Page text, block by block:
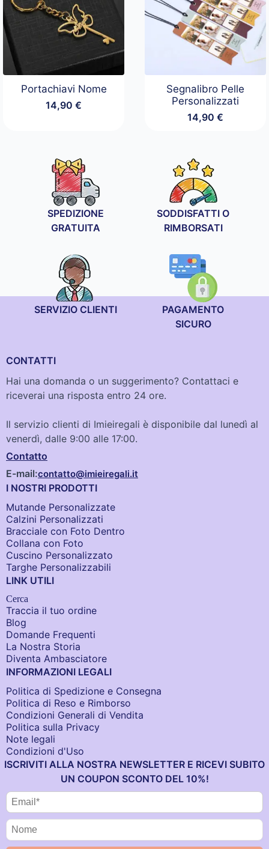
Portachiavi Nome
14,90€
Segnalibro Pelle
Personalizzati
14,90 €
SPEDIZIONE
GRATUITA
SODDISFATTI O
RIMBORSATI
SERVIZIO CLIENTI
PAGAMENTO
SICURO
CONTATTI
Hai una domanda o un suggerimento? Contattaci e
riceverai una risposta entro 24 ore.
Il servizio clienti di Imieiregali è disponibile dal lunedì al
venerdì, dalle 9:00 alle 17:00.
Contatto
E-mail:contatto@imieiregali.it
I NOSTRI PRODOTTI
Mutande Personalizzate
Calzini Personalizzati
Bracciale con Foto Dentro​
Collana con Foto
Cuscino Personalizzato
Targhe Personalizzabili
LINK UTILI
Cerca
Traccia il tuo ordine
Blog
Domande Frequenti
La Nostra Storia
Diventa Ambasciatore
INFORMAZIONI LEGALI
Politica di Spedizione e Consegna
Politica di Reso e Rimborso
Condizioni Generali di Vendita
Politica sulla Privacy
Note legali
Condizioni d'Uso
ISCRIVITI ALLA NOSTRA NEWSLETTER E RICEVI SUBITO
UN COUPON SCONTO DEL 10%!